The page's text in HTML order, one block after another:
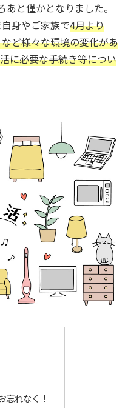
と僅かとなりました。
身やご家族で4月より
ど様々な環境の変化があ
に必要な手続き等につい
忘れなく！